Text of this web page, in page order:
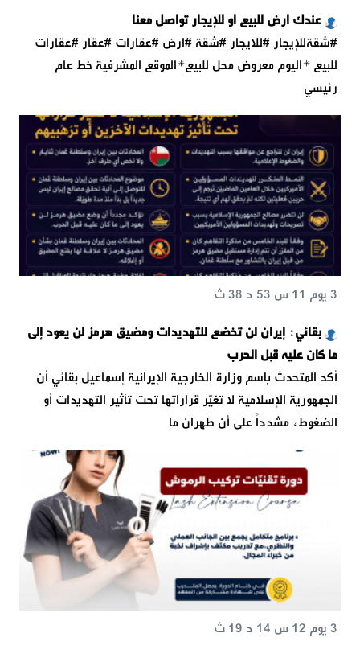
‏عندك ارض للبيع او للإيجار تواصل معنا
#شقةللإيجار #للايجار #شقة #ارض #عقارات #عقار #عقارات
للبيع *اليوم معروض محل للبيع*الموقع المشرفية خط عام
رئيسي
بقائي: إيران لن تخضع للتهديدات ومضيق هرمز لن يعود إلى
ما كان عليه قبل الحرب
3 يوم 11 س 53 د 38 ث
أكد المتحدث باسم وزارة الخارجية الإيرانية إسماعيل بقائي أن
الجمهورية الإسلامية لا تغيّر قراراتها تحت تأثير التهديدات أو
الضغوط، مشدداً على أن طهران ما
3 يوم 12 س 14 د 19 ث